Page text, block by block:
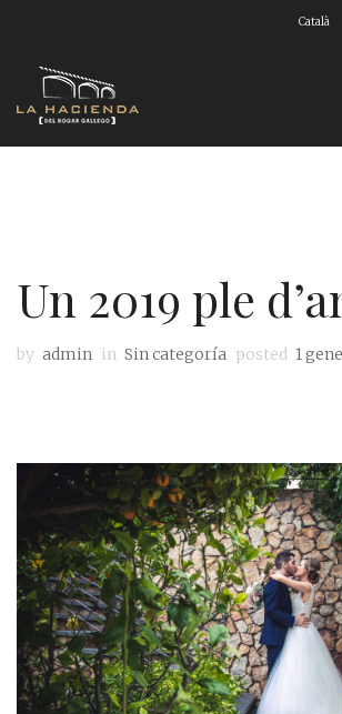
Català
Un 2019 ple
by admin in Sin categoría posted 1